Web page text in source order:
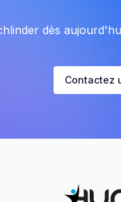
dès
Contactez